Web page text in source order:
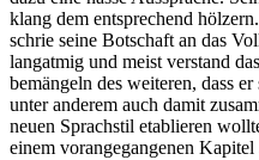
klang dem entsprechend
schrie seine Botschaft an das
langatmig und meist verstand
bemängeln des weiteren, dass
unter anderem auch damit
neuen Sprachstil etablieren
einem vorangegangenen